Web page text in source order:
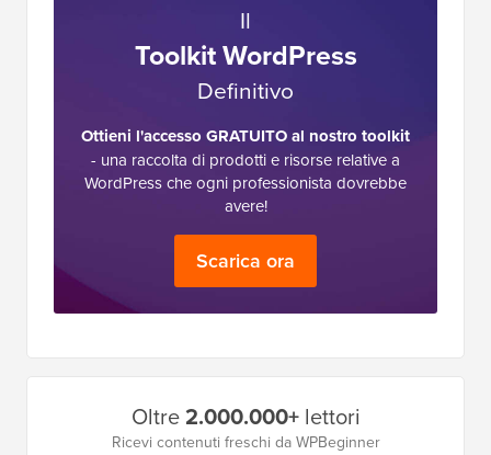
Il
Toolkit WordPress
Definitivo
Ottieni l'accesso GRATUITO al nostro toolkit
- una raccolta di prodotti e risorse relative a
WordPress che ogni professionista dovrebbe
avere!
Scarica ora
Oltre2.000.000+lettori
Ricevi contenuti freschi da WPBeginner